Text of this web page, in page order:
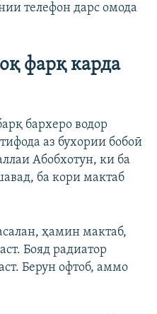
телефон дарс омода
фарқ карда
бархеро водор
аз бухории бобоӣ
Абобхотун, ки ба
ба кори мактаб
ҳамин мактаб,
Бояд радиатор
Берун офтоб, аммо